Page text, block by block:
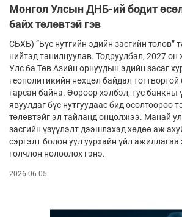
Монгол Улсын ДНБ-ий бодит
байх төлөвтэй гэв
СБХБ) “Бүс нутгийн эдийн засгийн төлөв”
нийтэд танилцуулав. Тодруулбал, 2027 он
Улс ба Төв Азийн орнуудын эдийн засаг
геополитикийн нөхцөл байдал
гарсан байна. Өөрөөр хэлбэл, тус банкны
явуулдаг бүс нутгуудаас бид өсөлтөөрөө
төлөвтэйг эл тайланд онцолжээ. Манай
засгийн үзүүлэлт дээшлэхэд хөдөө аж
сэргэлт болон уул уурхайн үйл
голчлон нөлөөлөх гэнэ.
2026-06-05